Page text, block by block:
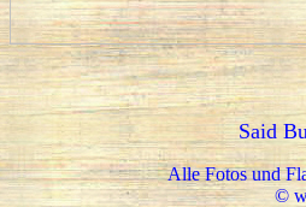
Said
Alle Fotos und
©